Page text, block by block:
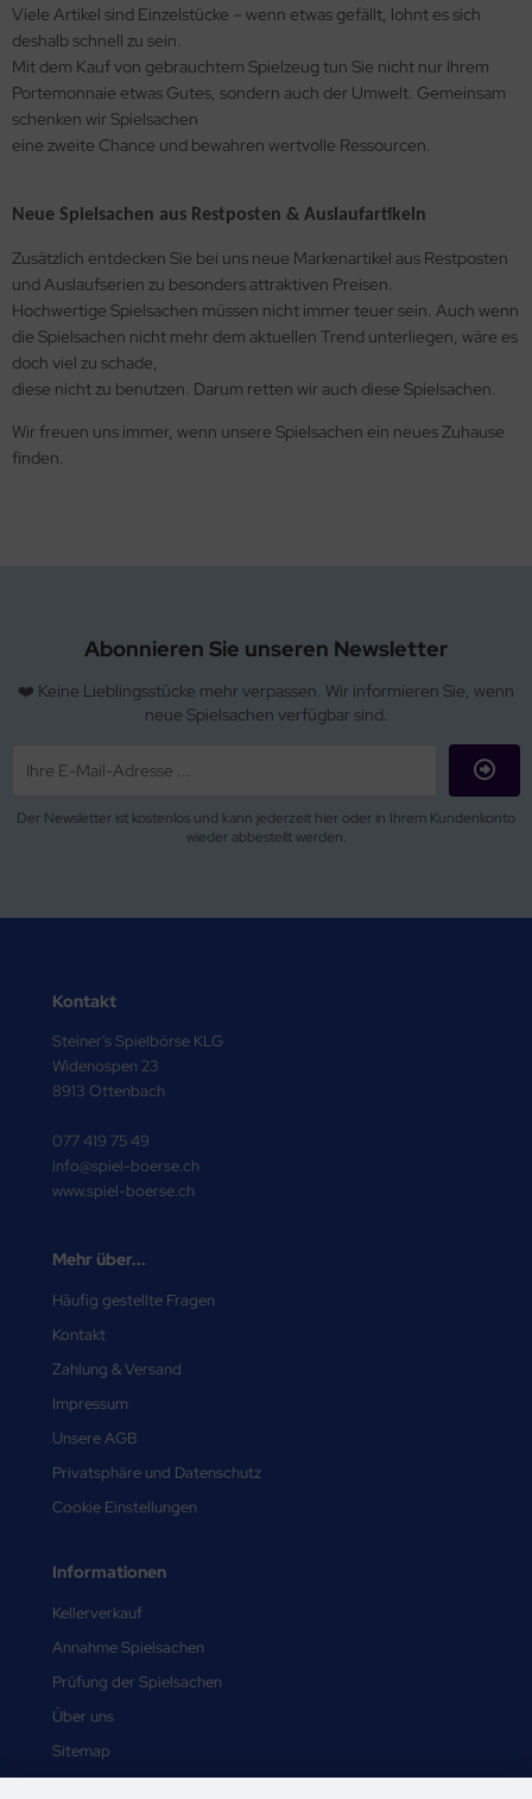
Viele Artikel sind Einzelstücke – wenn etwas gefällt, lohnt es sich
deshalb schnell zu sein.
Mit dem Kauf von gebrauchtem Spielzeug tun Sie nicht nur Ihrem
Portemonnaie etwas Gutes, sondern auch der Umwelt. Gemeinsam
schenken wir Spielsachen
eine zweite Chance und bewahren wertvolle Ressourcen.
Neue Spielsachen aus Restposten & Auslaufartikeln
Zusätzlich entdecken Sie bei uns neue Markenartikel aus Restposten
und Auslaufserien zu besonders attraktiven Preisen.
Hochwertige Spielsachen müssen nicht immer teuer sein. Auch wenn
die Spielsachen nicht mehr dem aktuellen Trend unterliegen, wäre es
doch viel zu schade,
diese nicht zu benutzen. Darum retten wir auch diese Spielsachen.
Wir freuen uns immer, wenn unsere Spielsachen ein neues Zuhause
finden.
Abonnieren Sie unseren Newsletter
❤️ Keine Lieblingsstücke mehr verpassen. Wir informieren Sie, wenn
neue Spielsachen verfügbar sind.
Der Newsletter ist kostenlos und kann jederzeit hier oder in Ihrem Kundenkonto
wieder abbestellt werden.
Kontakt
Steiner's Spielbörse KLG
Widenospen 23
8913 Ottenbach
077 419 75 49
info@spiel-boerse.ch
www.spiel-boerse.ch
Mehr über...
Häufig gestellte Fragen
Kontakt
Zahlung & Versand
Impressum
Unsere AGB
Privatsphäre und Datenschutz
Cookie Einstellungen
Informationen
Kellerverkauf
Annahme Spielsachen
Prüfung der Spielsachen
Über uns
Sitemap